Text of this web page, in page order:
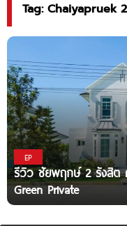
Tag: Chaiyapruek
EP
รีวิว ชัยพฤกษ์ 2 รังสิต
Green Private